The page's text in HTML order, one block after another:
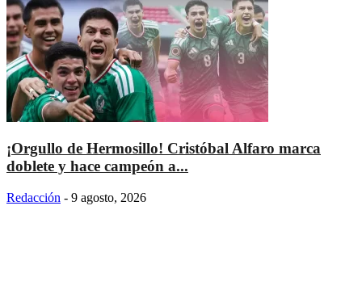
¡Orgullo de Hermosillo! Cristóbal Alfaro marca
doblete y hace campeón a...
Redacción - 9 agosto, 2026